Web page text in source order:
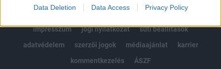
Data Deletion Data Access Privacy Policy
impresszum
jogi nyilatkozat
süti beállítások
adatvédelem
szerzői jogok médiaajánlat
karrier
kommentkezelés
ÁSZF